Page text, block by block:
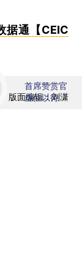
据通【CEIC
版面编辑：刘潇
首席赞赏官
虚位以待